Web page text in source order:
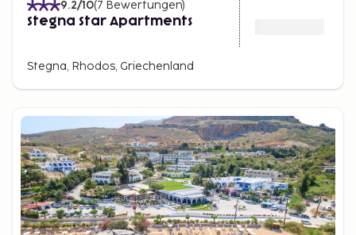
9.2/10(7 Bewertungen)
Stegna Star Apartments
Stegna, Rhodos, Griechenland